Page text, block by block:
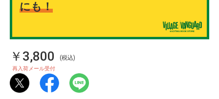
にも！
￥3,800 (税込)
再入荷メール受付